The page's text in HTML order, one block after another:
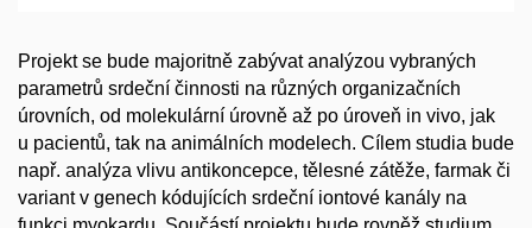
Projekt se bude majoritně zabývat analýzou vybraných
parametrů srdeční činnosti na různých organizačních
úrovních, od molekulární úrovně až po úroveň in vivo, jak
u pacientů, tak na animálních modelech. Cílem studia bude
např. analýza vlivu antikoncepce, tělesné zátěže, farmak či
variant v genech kódujících srdeční iontové kanály na